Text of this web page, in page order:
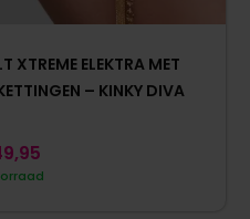
XTREME ELEKTRA MET
– KINKY DIVA